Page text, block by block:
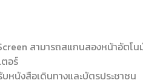
สามารถสแกนสองหน้าอัตโน
อร์
หนังสือเดินทางและบัตรประชาชน